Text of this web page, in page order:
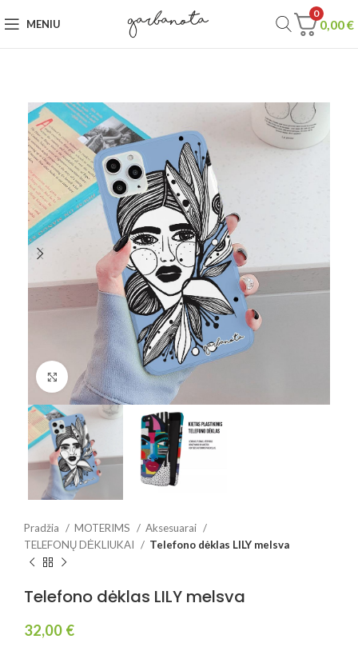
MENIU
0
0,00€
Spustelėkite, jei norite padidinti
Pradžia MOTERIMS
Aksesuarai
TELEFONŲ DĖKLIUKAI
Telefono dėklas LILY melsva
Telefono dėklas LILY melsva
32,00 €